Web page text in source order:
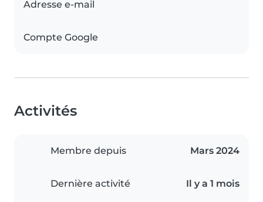
Adresse e-mail
Compte Google
Activités
Membre depuis Mars 2024
Dernière activité Il y a 1 mois